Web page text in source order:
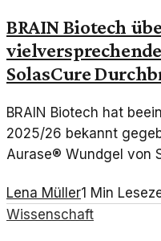
BRAIN Biotech
SolasCure
BRAIN Biotech hat
2025/26 bekannt
Aurase® Wundgel von
Lena Müller1 Min
Wissenschaft